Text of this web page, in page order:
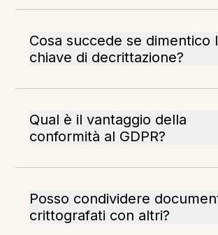
Cosa succede se dimentico
chiave di decrittazione?
Qual è il vantaggio della
conformità al GDPR?
Posso condividere
crittografati con altri?